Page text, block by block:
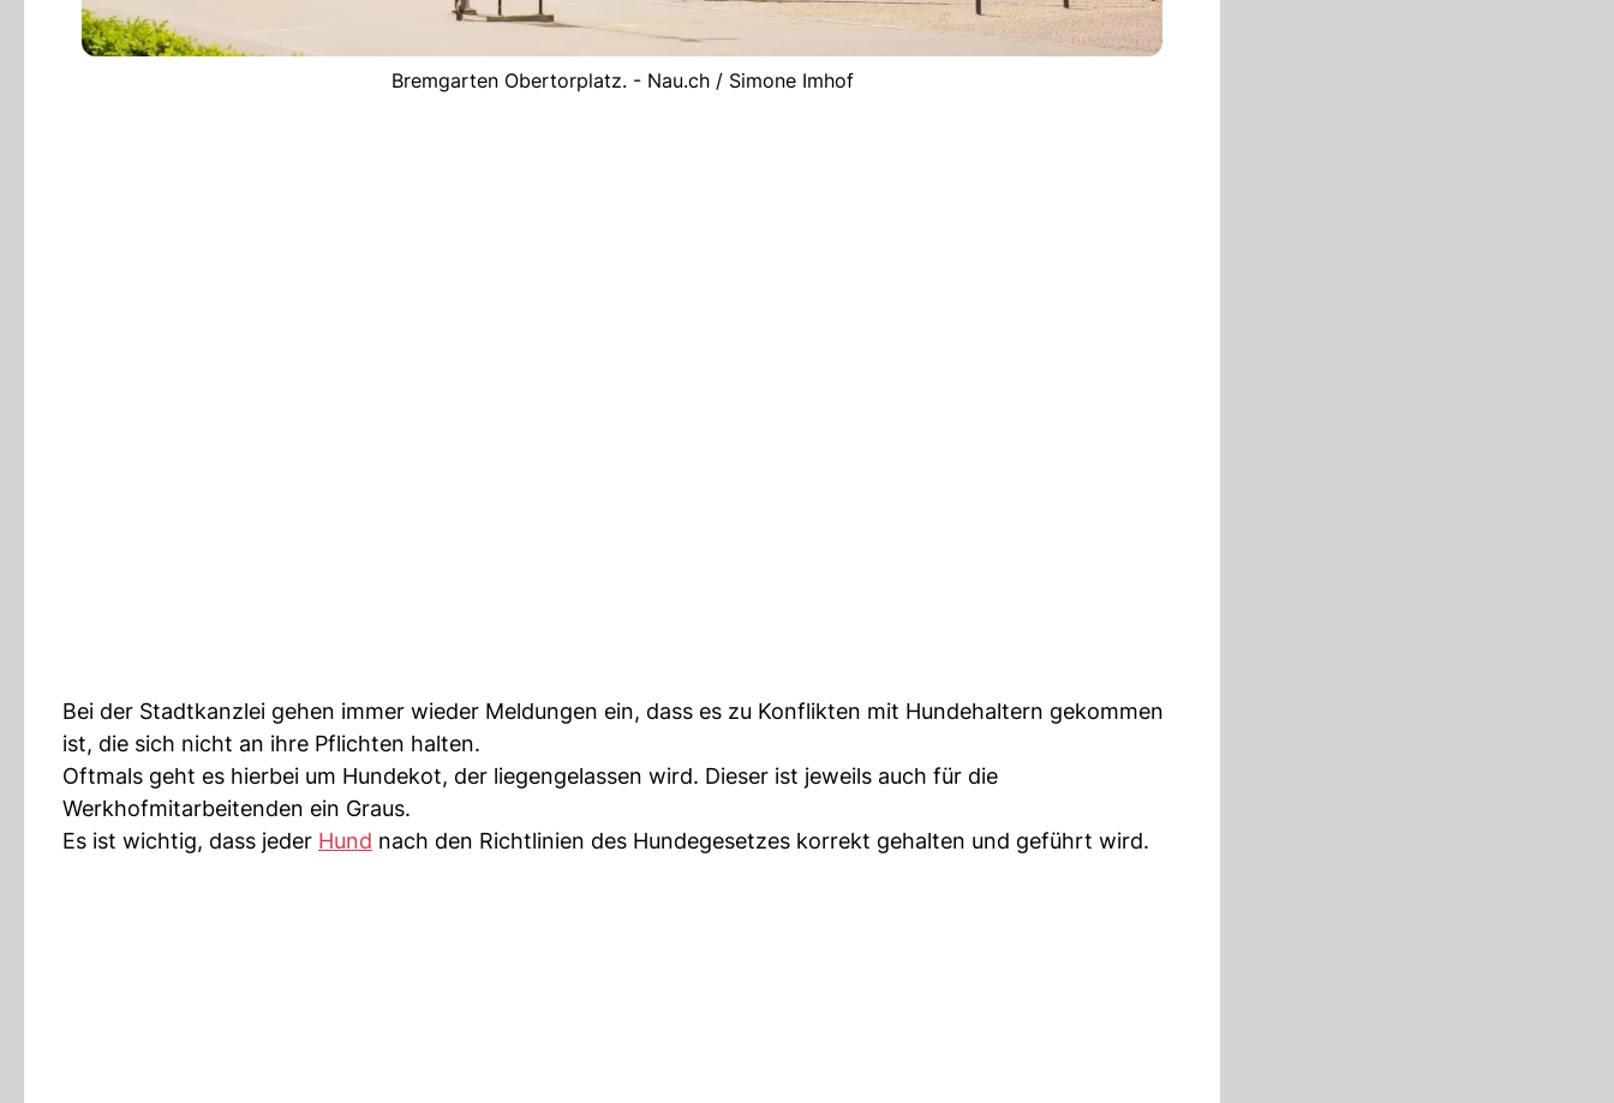
Bremgarten Obertorplatz. - Nau.ch / Simone Imhof
Bei der Stadtkanzlei gehen immer wieder Meldungen ein, dass es zu Konflikten mit Hundehaltern gekommen
ist, die sich nicht an ihre Pflichten halten.
Oftmals geht es hierbei um Hundekot, der liegengelassen wird. Dieser ist jeweils auch für die
Werkhofmitarbeitenden ein Graus.
Es ist wichtig, dass jeder Hund nach den Richtlinien des Hundegesetzes korrekt gehalten und geführt wird.